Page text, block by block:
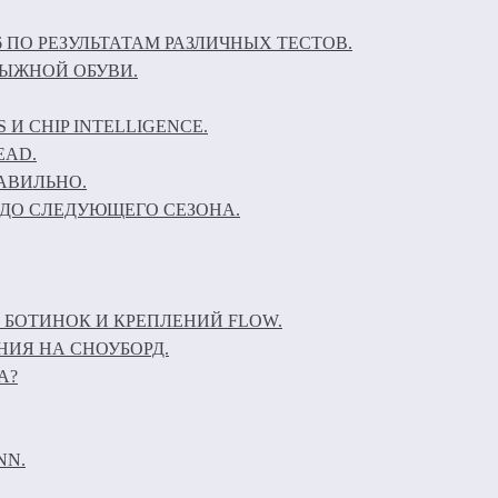
ПО РЕЗУЛЬТАТАМ РАЗЛИЧНЫХ ТЕСТОВ.
ОБУВИ.
CHIP INTELLIGENCE.
СЛЕДУЮЩЕГО СЕЗОНА.
И КРЕПЛЕНИЙ FLOW.
НА СНОУБОРД.